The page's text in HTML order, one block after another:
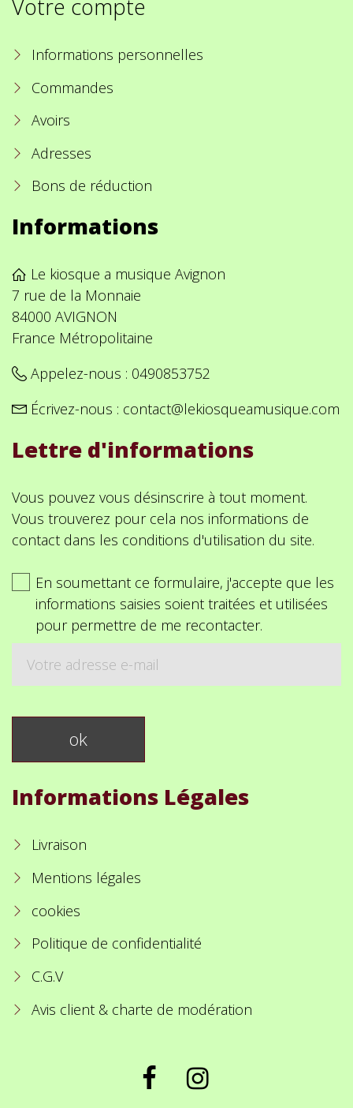
Votre compte
Informations personnelles
Commandes
Avoirs
Adresses
Bons de réduction
Informations
Le kiosque a musique Avignon
7 rue de la Monnaie
84000 AVIGNON
France Métropolitaine
Appelez-nous : 0490853752
Écrivez-nous : contact@lekiosqueamusique.com
Lettre d'informations
Vous pouvez vous désinscrire à tout moment.
Vous trouverez pour cela nos informations de
contact dans les conditions d'utilisation du site.
En soumettant ce formulaire, j'accepte que les
informations saisies soient traitées et utilisées
pour permettre de me recontacter.
Informations Légales
Livraison
Mentions légales
cookies
Politique de confidentialité
C.G.V
Avis client & charte de modération